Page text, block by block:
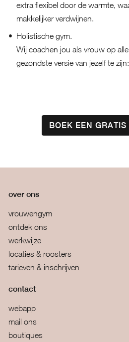
extra flexibel door de warmte,
makkelijker verdwijnen.
Holistische gym.
Wij coachen jou als vrouw op
gezondste versie van jezelf te
BOEK EEN
over ons
vrouwengym
ontdek ons
werkwijze
locaties & roosters
tarieven & inschrijven
contact
webapp
mail ons
boutiques